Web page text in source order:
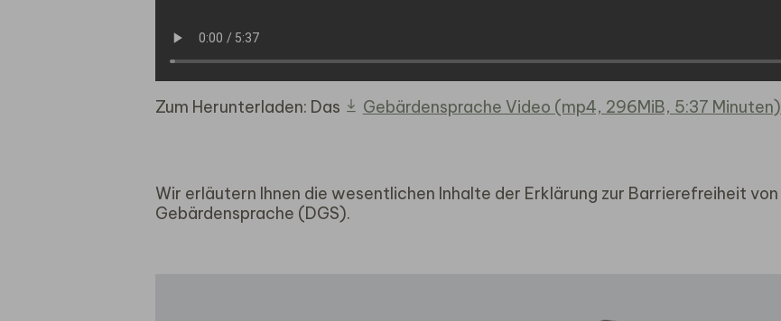
Zum Herunterladen: Das Gebärdensprache Video (mp4, 296MiB, 5:37 Minuten)
Wir erläutern Ihnen die wesentlichen Inhalte der Erklärung zur Barrierefreiheit von
Gebärdensprache (DGS).